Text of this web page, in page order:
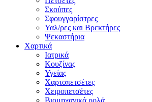
Σκούπες
Σφουγγαρίστρες
Υαλ/ρες και Βρεκτήρες
Ψεκαστήρια
Χαρτικά
Ιατρικά
Κουζίνας
Υγείας
Χαρτοπετσέτες
Χειροπετσέτες
Βιομηχανικά ρολά